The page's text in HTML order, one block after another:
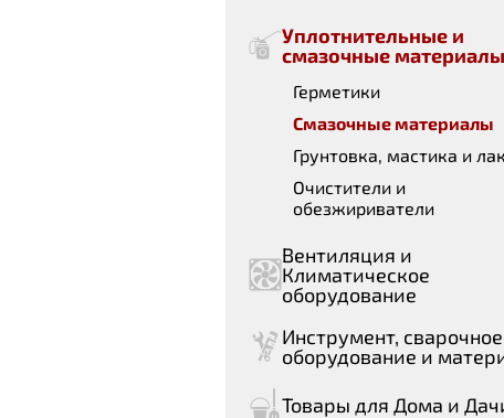
Уплотнительные и
смазочные материалы
Герметики
Смазочные материалы
Грунтовка, мастика и лак
Очистители и
обезжириватели
Вентиляция и
Климатическое
оборудование
Инструмент, сварочное
оборудование и
Товары для Дома и